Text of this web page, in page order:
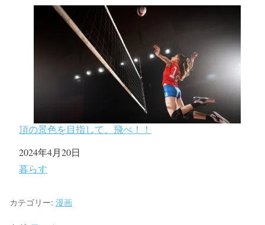
頂の景色を目指して、飛べ！！
日付
2024年4月20日
関連理由
暮らす
カテゴリー: 漫画